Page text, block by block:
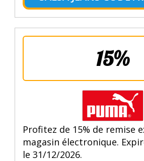
15%
Profitez de 15% de remise
magasin électronique.
le 31/12/2026.